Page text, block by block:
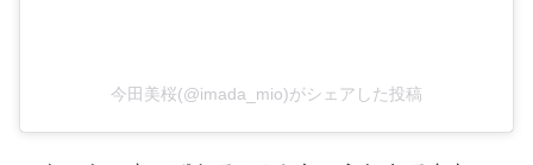
今田美桜(@imada_mio)がシェアした投稿